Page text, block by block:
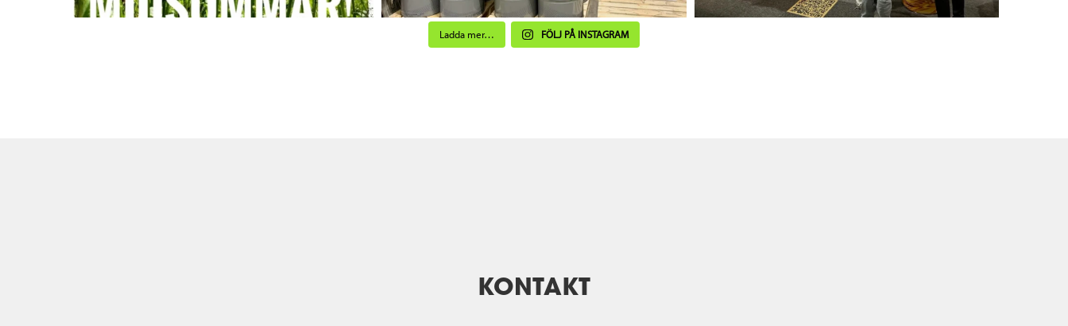
Ladda mer… FÖLJ PÅ INSTAGRAM
KONTAKT